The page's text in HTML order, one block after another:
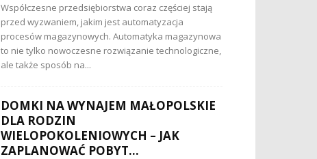
Współczesne przedsiębiorstwa coraz częściej stają
przed wyzwaniem, jakim jest automatyzacja
procesów magazynowych. Automatyka magazynowa
to nie tylko nowoczesne rozwiązanie technologiczne,
ale także sposób na...
DOMKI NA WYNAJEM MAŁOPOLSKIE
DLA RODZIN
WIELOPOKOLENIOWYCH – JAK
ZAPLANOWAĆ POBYT...